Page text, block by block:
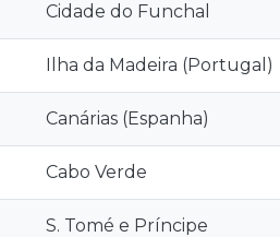
Cidade do Funchal
Ilha da Madeira (Portugal)
Canárias (Espanha)
Cabo Verde
S. Tomé e Príncipe